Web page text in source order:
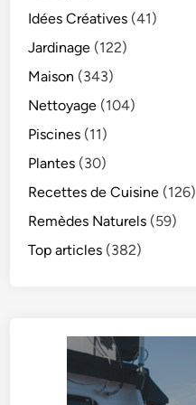
Idées Créatives (41)
Jardinage (122)
Maison (343)
Nettoyage (104)
Piscines (11)
Plantes (30)
Recettes de Cuisine (126)
Remèdes Naturels (59)
Top articles (382)